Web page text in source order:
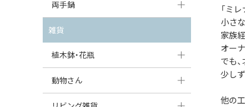
「ミ
小さ
家族
オー
でも
少し
他の
ハート型プレート
変形プレート
分割ディッシュ
すべて見る
ハートボウル
葉っぱ型ボウル
りんご型ボウル
いちご型ボウル
星型ボウル
チーズケース
バターディッシュ
六角形ポット
ボトル
ケーキスタンド
カトラリー
はしおき・カトラリーレスト
スクエアオーブンディッシュ
オーバルオーブンディッシュ
パウンド型
マフィン型
すべて見る
両手鍋
チュリーン
キャセロール
すべて見る
雑貨
植木鉢・花瓶
植木鉢
花瓶
動物さん
フィギュア・置物